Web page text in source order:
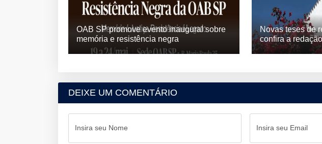
OAB SP promove evento inaugural sobre
memória e resistência negra
Novas teses de
confira a
DEIXE UM COMENTÁRIO
Insira seu Nome Insira seu Email